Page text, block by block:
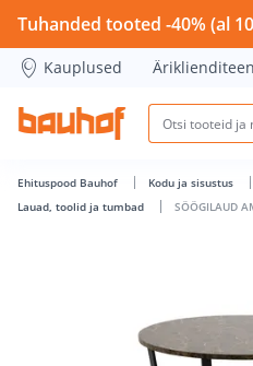
SÖÖGILAUD AMBLE
Tuhanded tooted -40% (al
Kauplused
Ehituspood Bauhof Kodu ja sisustus
Lauad, toolid ja tumbad
SÖÖGILAUD